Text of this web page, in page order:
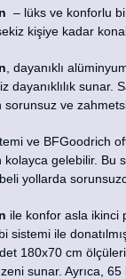
– lüks ve konforlu
kişiye kadar
, dayanıklı
dayanıklılık sunar.
ve
ve BFGoodrich
gelebilir. Bu
yollarda
ile konfor asla ikinci
sistemi ile
180x70 cm
sunar. Ayrıca,